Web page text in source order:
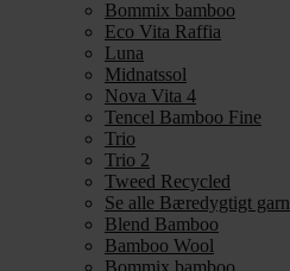
Bommix bamboo
Eco Vita Raffia
Luna
Midnatssol
Nova Vita 4
Tencel Bamboo Fine
Trio
Trio 2
Tweed Recycled
Se alle Bæredygtigt garn
Blend Bamboo
Bamboo Wool
Bommix bamboo